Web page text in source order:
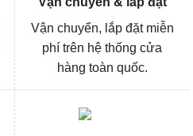
Vận chuyển, lắp đặt miễn
phí trên hệ thống cửa
hàng toàn quốc.